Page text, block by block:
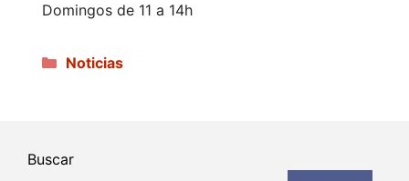
Domingos de 11 a 14h
Categorías
Noticias
Buscar